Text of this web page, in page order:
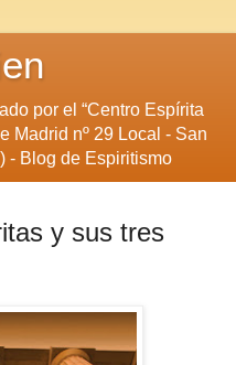
por el “Centro Espírita
Madrid nº 29 Local - San
- Blog de Espiritismo
y sus tres